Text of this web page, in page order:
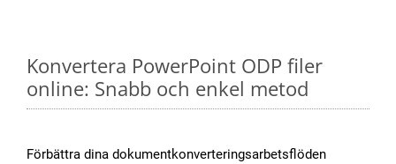
Konvertera PowerPoint ODP filer
online: Snabb och enkel metod
Förbättra dina dokumentkonverteringsarbetsflöden